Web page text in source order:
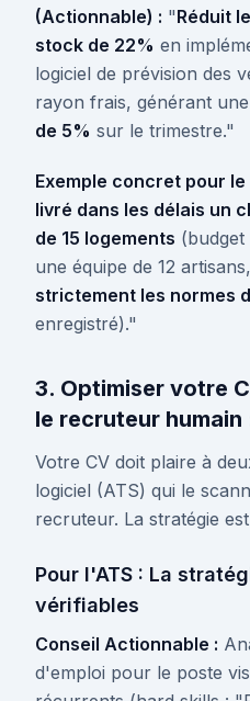
(Actionnable) : "Réduit
stock de 22% en
logiciel de prévision des
rayon frais, générant une
de 5% sur le trimestre."
Exemple concret pour le
livré dans les délais un
de 15 logements
une équipe de 12
strictement les normes
enregistré)."
3. Optimiser votre
le recruteur humain
Votre CV doit plaire à
logiciel (ATS) qui le
recruteur. La stratégie
Pour l'ATS : La
vérifiables
Conseil Actionnable :
d'emploi pour le poste